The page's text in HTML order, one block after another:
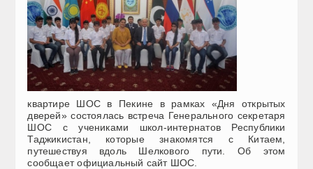
квартире ШОС в Пекине в рамках «Дня открытых
дверей» состоялась встреча Генерального секретаря
ШОС с учениками школ-интернатов Республики
Таджикистан, которые знакомятся с Китаем,
путешествуя вдоль Шелкового пути. Об этом
сообщает официальный сайт ШОС.